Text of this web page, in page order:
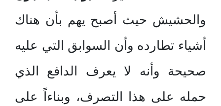
والحشيش حيث أصبح يهم بأن هناك
أشياء تطارده وأن السوابق التي عليه
صحيحة وأنه لا يعرف الدافع الذي
حمله على هذا التصرف، وبناءاً على